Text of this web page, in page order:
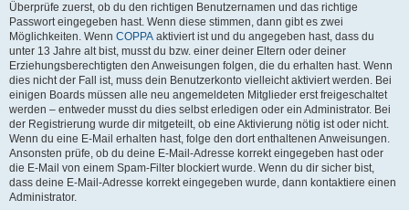
Überprüfe zuerst, ob du den richtigen Benutzernamen und das richtige
Passwort eingegeben hast. Wenn diese stimmen, dann gibt es zwei
Möglichkeiten. Wenn COPPA aktiviert ist und du angegeben hast, dass du
unter 13 Jahre alt bist, musst du bzw. einer deiner Eltern oder deiner
Erziehungsberechtigten den Anweisungen folgen, die du erhalten hast. Wenn
dies nicht der Fall ist, muss dein Benutzerkonto vielleicht aktiviert werden. Bei
einigen Boards müssen alle neu angemeldeten Mitglieder erst freigeschaltet
werden – entweder musst du dies selbst erledigen oder ein Administrator. Bei
der Registrierung wurde dir mitgeteilt, ob eine Aktivierung nötig ist oder nicht.
Wenn du eine E-Mail erhalten hast, folge den dort enthaltenen Anweisungen.
Ansonsten prüfe, ob du deine E-Mail-Adresse korrekt eingegeben hast oder
die E-Mail von einem Spam-Filter blockiert wurde. Wenn du dir sicher bist,
dass deine E-Mail-Adresse korrekt eingegeben wurde, dann kontaktiere einen
Administrator.